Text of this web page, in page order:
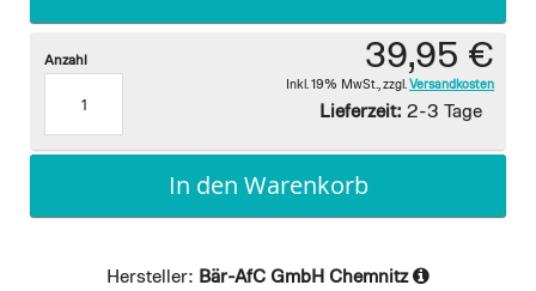
39,95 €
Inkl. 19% MwSt. zzgl. Versandkosten
Lieferzeit: 2-3 Tage
Anzahl
In den Warenkorb
Hersteller: Bär-AfC GmbH Chemnitz